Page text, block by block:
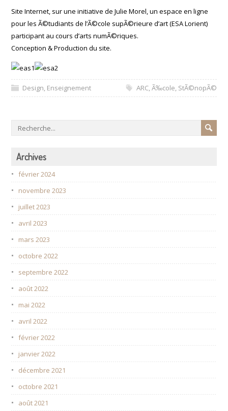
Site Internet, sur une initiative de Julie Morel, un espace en ligne
pour les Ã©tudiants de l’Ã©cole supÃ©rieure d’art (ESA Lorient)
participant au cours d’arts numÃ©riques.
Conception & Production du site.
Design, Enseignement ARC,Ã‰cole, StÃ©nopÃ©
Archives
février 2024
novembre 2023
juillet 2023
avril 2023
mars 2023
octobre 2022
septembre 2022
août 2022
mai 2022
avril 2022
février 2022
janvier 2022
décembre 2021
octobre 2021
août 2021